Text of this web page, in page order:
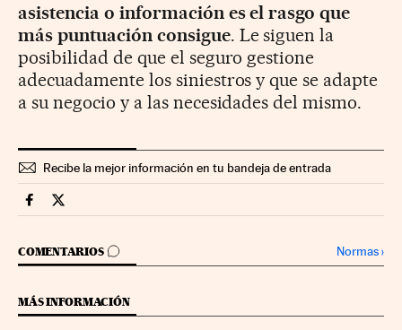
asistencia o información es el rasgo que
más puntuación consigue. Le siguen la
posibilidad de que el seguro gestione
adecuadamente los siniestros y que se adapte
a su negocio y a las necesidades del mismo.
Recibe la mejor información en tu bandeja de entrada
Territorio Pyme Cinco Días en Facebook
Territorio Pyme Cinco Días en Twitter
COMENTARIOS
IR A LOS COMENTARIOS Normas›
MÁS INFORMACIÓN